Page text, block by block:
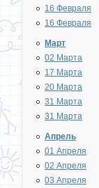
16 Февраля
16 Февраля
Март
02 Марта
17 Марта
20 Марта
31 Марта
31 Марта
Апрель
01 Апреля
02 Апреля
03 Апреля